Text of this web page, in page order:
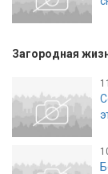
Загородная